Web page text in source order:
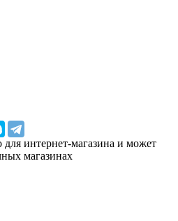
для интернет-магазина и может
магазинах